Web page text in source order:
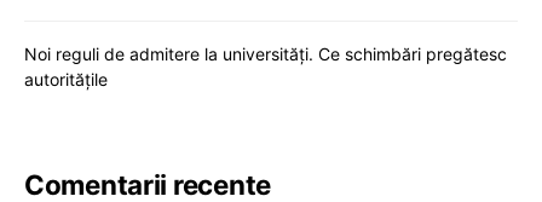
Noi reguli de admitere la universități. Ce schimbări pregătesc
autoritățile
Comentarii recente